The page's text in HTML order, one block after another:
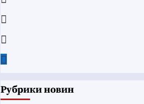
Рубрики новин